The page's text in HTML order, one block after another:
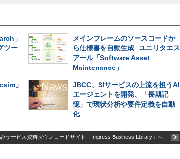
」
ツー
メインフレームのソースコードか
ら仕様書を自動生成─ユニリタエス
アール「Software Asset
Maintenance」
」
JBCC、SIサービスの上流を担うAI
エージェントを開発、「長期記
憶」で現状分析や要件定義を自動
化
品/サービス資料ダウンロードサイト「Impress Business Library」へ」